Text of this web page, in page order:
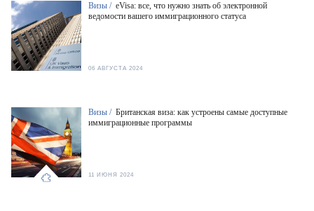
Визы / eVisa: все, что нужно знать об электронной
ведомости вашего иммиграционного статуса
06 АВГУСТА 2024
Визы / Британская виза: как устроены самые доступные
иммиграционные программы
11 ИЮНЯ 2024